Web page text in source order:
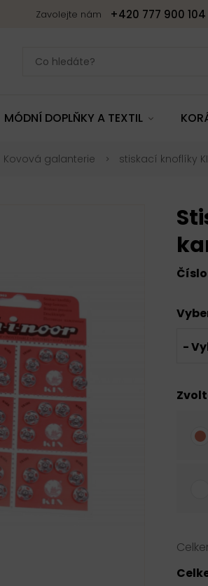
Zavolejte nám +420 777 900 104
MÓDNÍ DOPLŇKY A TEXTIL
Kovová galanterie stiskací knoflíky
-